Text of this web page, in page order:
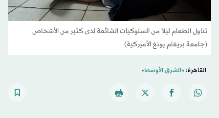
تناول الطعام ليلاً من السلوكيات الشائعة لدى كثير من الأشخاص
(جامعة بريغام يونغ الأميركية)
القاهرة:«الشرق الأوسط»